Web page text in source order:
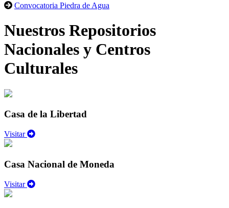
Convocatoria Piedra de Agua
Nuestros Repositorios
Nacionales y Centros
Culturales
Casa de la Libertad
Visitar
Casa Nacional de Moneda
Visitar